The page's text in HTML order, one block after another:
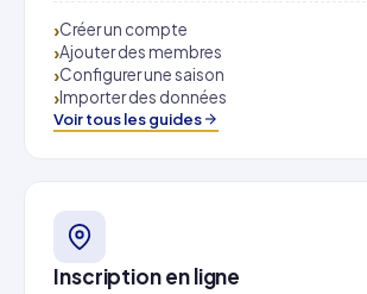
Créer un compte
Ajouter des membres
Configurer une saison
Importer des données
Voir tous les guides
Inscription en ligne